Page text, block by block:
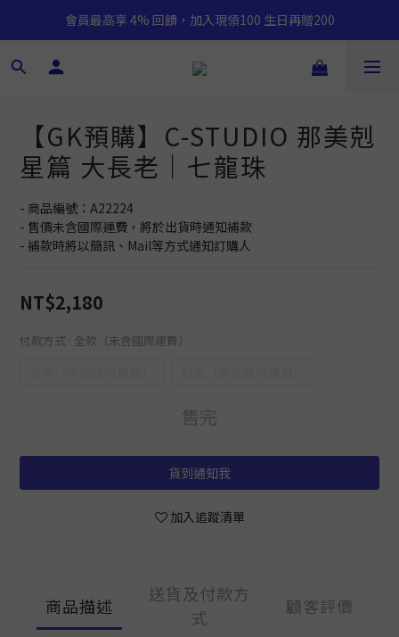
會員最高享 4% 回饋，加入現領100 生日再贈200
【GK預購】C-STUDIO 那美剋
星篇 大長老｜七龍珠
- 商品編號：A22224
- 售價未含國際運費，將於出貨時通知補款
- 補款時將以簡訊、Mail等方式通知訂購人
NT$2,180
付款方式 : 全款（未含國際運費）
售完
貨到通知我
加入追蹤清單
商品描述
送貨及付款方
式
顧客評價